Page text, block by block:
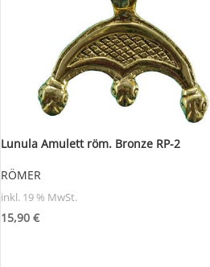
Lunula Amulett röm. Bronze RP-2
RÖMER
inkl. 19 % MwSt.
15,90 €